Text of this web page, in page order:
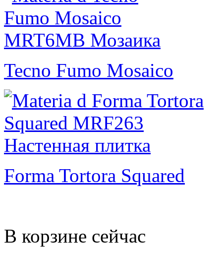
Tecno Fumo Mosaico
Forma Tortora Squared
В корзине сейчас